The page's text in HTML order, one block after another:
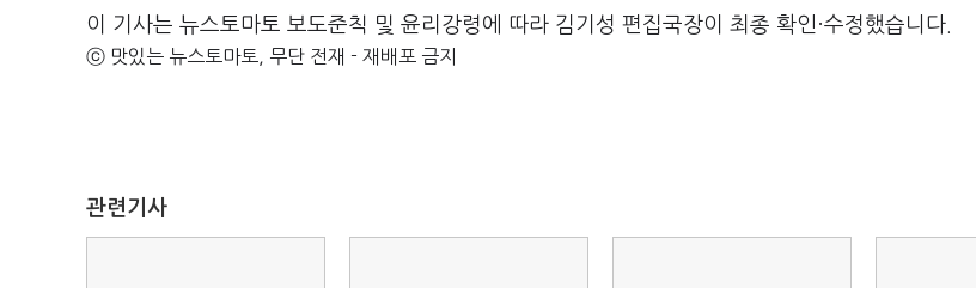
이 기사는 뉴스토마토 보도준칙 및 윤리강령에 따라 김기성 편집국장이 최종 확인·수정했습니다.
ⓒ 맛있는 뉴스토마토, 무단 전재 - 재배포 금지
관련기사